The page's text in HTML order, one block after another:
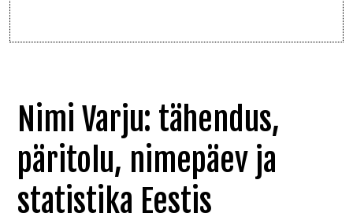
Nimi Varju: tähendus,
päritolu, nimepäev ja
statistika Eestis